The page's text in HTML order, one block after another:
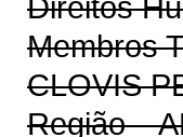
Membros
CLOVIS
Região –